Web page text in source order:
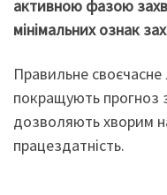
активною фазою
мінімальних ознак
Правильне своєчасне
покращують прогноз
дозволяють хворим
працездатність.